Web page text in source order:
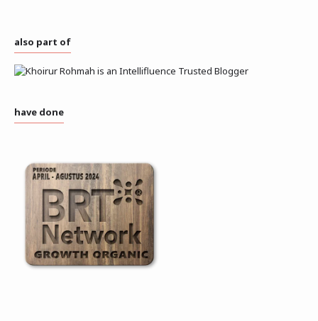
also part of
have done